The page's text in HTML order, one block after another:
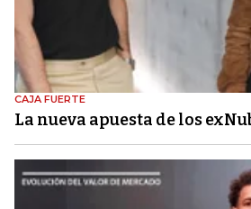
CAJA FUERTE
La nueva apuesta de los